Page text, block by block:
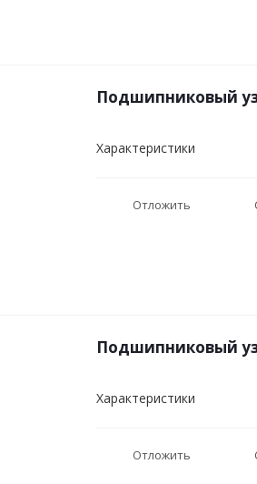
Подшипниковый
Характеристики
Отложить
Подшипниковый
Характеристики
Отложить